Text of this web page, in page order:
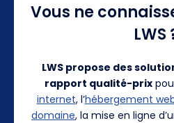
Vous ne
LWS
LWS propose des
rapport qualité-prix
internet, l’hébergement
domaine, la mise en ligne